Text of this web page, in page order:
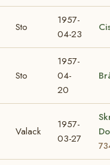
Sto
1957-
04-23
Sto
1957-
04-
20
Valack
1957-
03-27